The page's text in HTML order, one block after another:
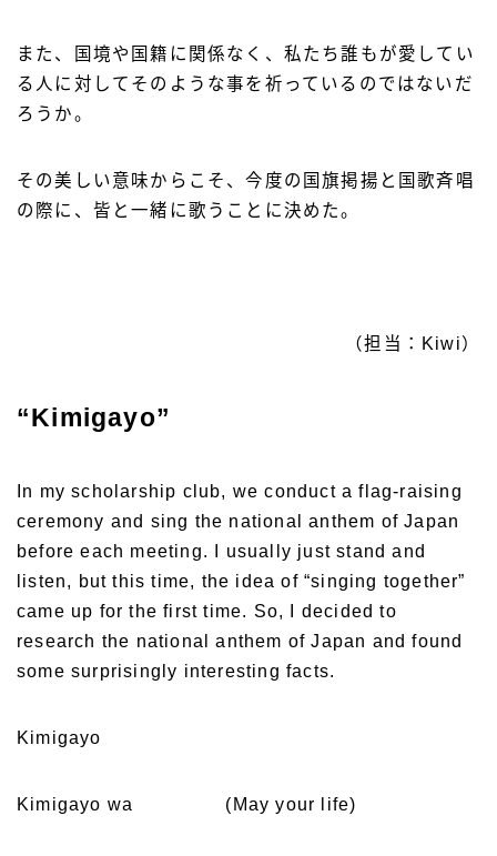
また、国境や国籍に関係なく、私たち誰もが愛してい
る人に対してそのような事を祈っているのではないだ
ろうか。
その美しい意味からこそ、今度の国旗掲揚と国歌斉唱
の際に、皆と一緒に歌うことに決めた。
（担当：Kiwi）
“Kimigayo”
In my scholarship club, we conduct a flag-raising
ceremony and sing the national anthem of Japan
before each meeting. I usually just stand and
listen, but this time, the idea of “singing together”
came up for the first time. So, I decided to
research the national anthem of Japan and found
some surprisingly interesting facts.
Kimigayo
Kimigayo wa (May your life)